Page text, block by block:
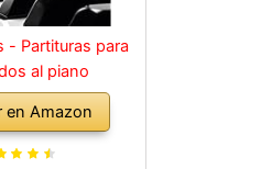
- Partituras para
al piano
en Amazon